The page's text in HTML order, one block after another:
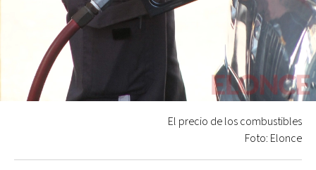
El precio de los combustibles
Foto: Elonce